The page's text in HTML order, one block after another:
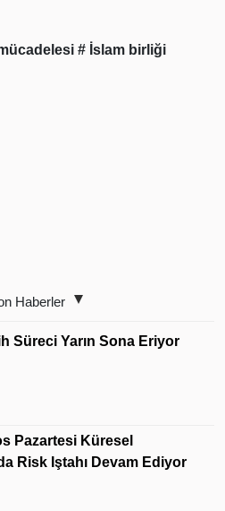
# İslam birliği
Haberler
Süreci Yarın Sona Eriyor
Pazartesi Küresel
Risk Iştahı Devam Ediyor